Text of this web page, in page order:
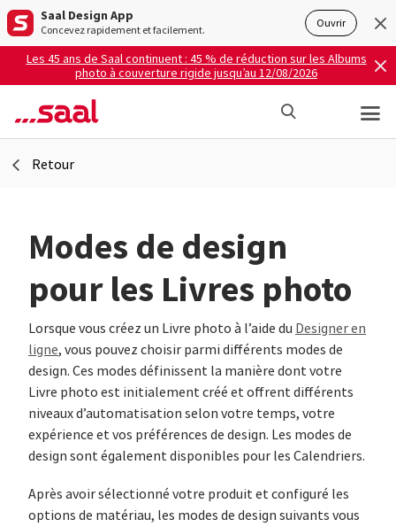
Saal Design App
Concevez rapidement et facilement. Ouvrir
Les 45 ans de Saal continuent : 45 % de réduction sur les Albums
photo à couverture rigide jusqu’au 12/08/2026
Retour
Modes de design
pour les Livres photo
Lorsque vous créez un Livre photo à l’aide du Designer en
ligne, vous pouvez choisir parmi différents modes de
design. Ces modes définissent la manière dont votre
Livre photo est initialement créé et offrent différents
niveaux d’automatisation selon votre temps, votre
expérience et vos préférences de design. Les modes de
design sont également disponibles pour les Calendriers.
Après avoir sélectionné votre produit et configuré les
options de matériau, les modes de design suivants vous